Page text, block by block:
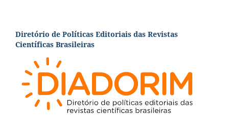
Diretório de Políticas Editoriais das Revistas
Científicas Brasileiras